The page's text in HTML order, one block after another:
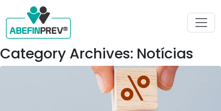
Category Archives: Notícias